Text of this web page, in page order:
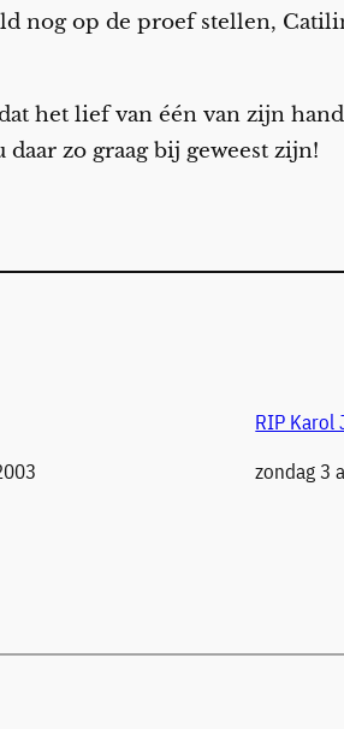
nog op de proef stellen,
het lief van één van zijn
zo graag bij geweest zijn!
RIP Karol
Datum
zondag 3